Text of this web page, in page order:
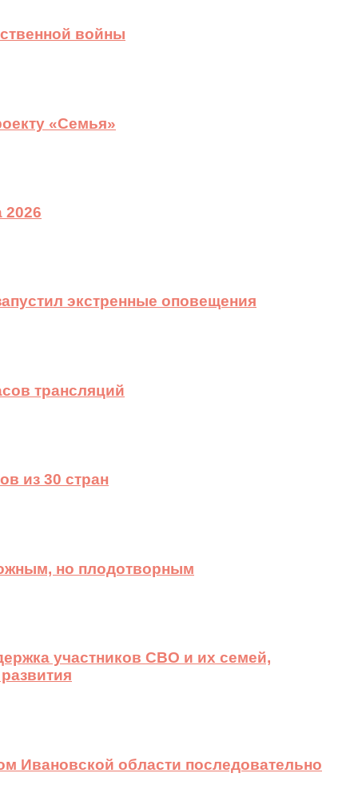
войны
«Семья»
2026
экстренные оповещения
трансляций
из 30 стран
но плодотворным
участников СВО и их семей,
Ивановской области последовательно